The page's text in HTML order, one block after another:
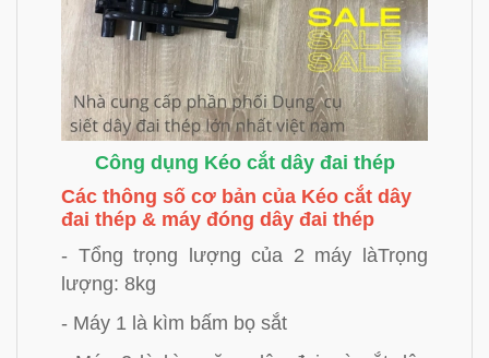
Công dụng Kéo cắt dây đai thép
Các thông số cơ bản của Kéo cắt dây
đai thép & máy đóng dây đai thép
- Tổng trọng lượng của 2 máy làTrọng
lượng: 8kg
- Máy 1 là kìm bấm bọ sắt